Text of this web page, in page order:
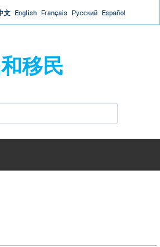
to navigation
文 English Français Русский Español
移民